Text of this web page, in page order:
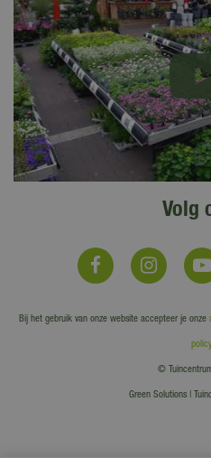
Volg
Bij het gebruik van onze website accepteer je onze
policy
©
Green Solutions |